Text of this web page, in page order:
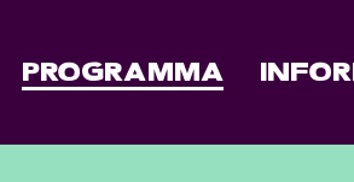
PROGRAMMA